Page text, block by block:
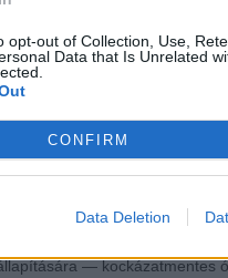
opt-out of Collection, Use,
Data that Is Unrelated
CONFIRM
Data Deletion
nem ritka a 100 ppb
iránymutatást adott ki
az a legalacsonyabb
60 ppb. Ugyanakkor
embereket érő
legfelső határa.
azon a véleményen
— kockázatmentes